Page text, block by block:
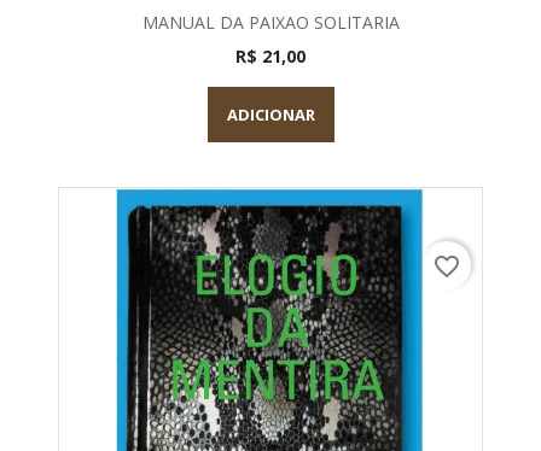
MANUAL DA PAIXAO SOLITARIA
R$ 21,00
ADICIONAR
favorite_border